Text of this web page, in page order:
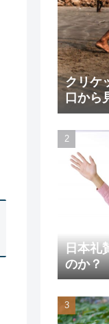
クリケ
口から
日本礼
のか？